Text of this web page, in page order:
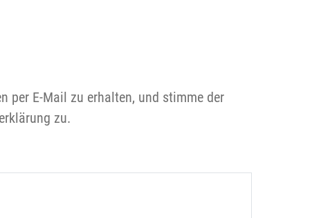
per E-Mail zu erhalten, und stimme der
zu.